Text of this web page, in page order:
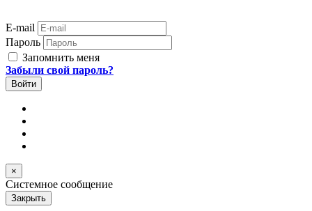
E-mail
Пароль
Запомнить меня
Забыли свой пароль?
×
Системное сообщение
Закрыть